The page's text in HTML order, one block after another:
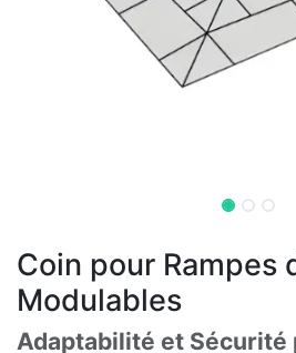
Coin pour Rampes
Modulables
Adaptabilité et Sécurité